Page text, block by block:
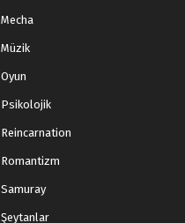
Mecha
Müzik
Oyun
Psikolojik
Reincarnation
Romantizm
Samuray
Şeytanlar